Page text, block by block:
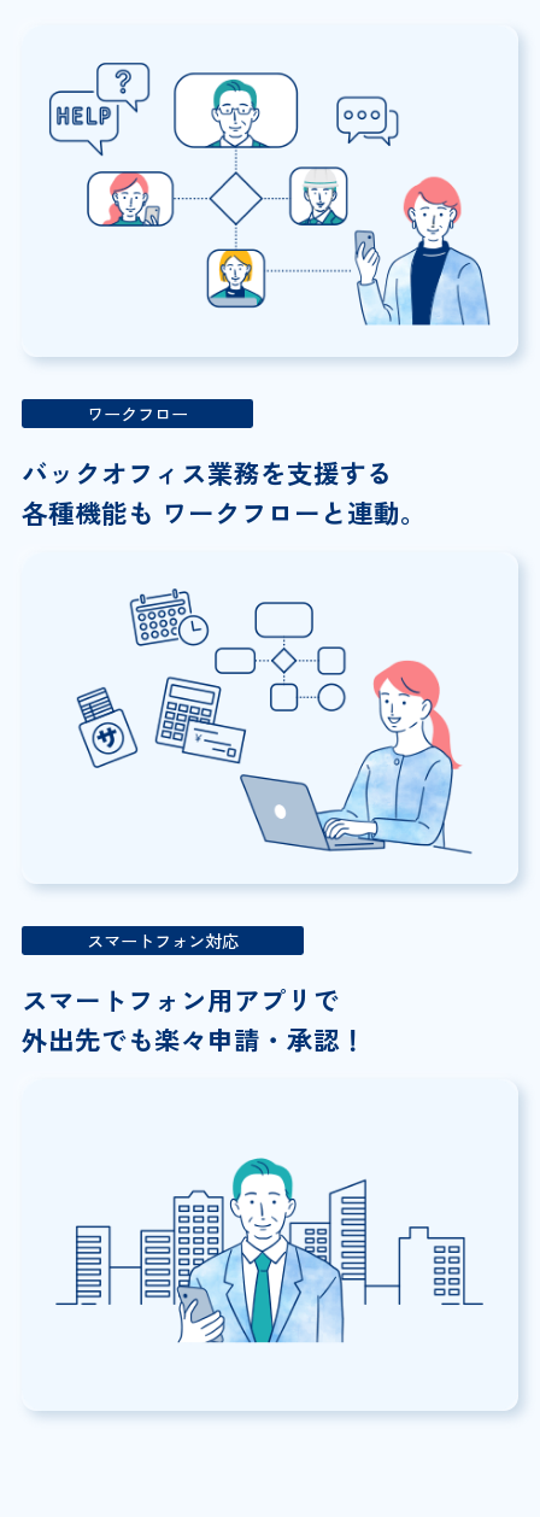
ワークフロー
バックオフィス業務を支援する
各種機能も ワークフローと連動。
スマートフォン対応
スマートフォン用アプリで
外出先でも楽々申請・承認！